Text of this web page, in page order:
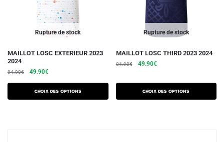
Rupture de stock
MAILLOT LOSC EXTERIEUR 2023
2024
84.90€
Le
initial
était :
49.90€Le
actuel
est :
Choix des options
Ce
produit
a
plusieurs
variations.
Rupture de stock
MAILLOT LOSC THIRD 2023 2024
84.90€
Le
initial
était :
84.90€.
49.90€Le
actuel
est :
49.90€.
Choix des options
Ce
produit
plusieurs
variations.